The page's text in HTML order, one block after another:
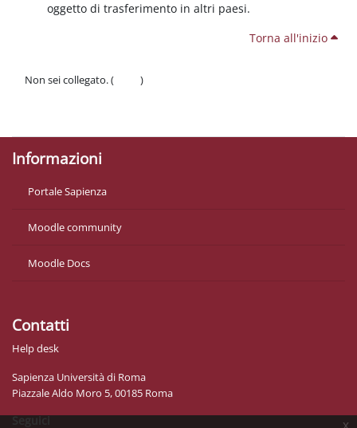
x
oggetto di trasferimento in altri paesi.
Torna all'inizio
Non sei collegato. (
)
Informazioni
Portale Sapienza
Moodle community
Moodle Docs
Contatti
Help desk
Sapienza Università di Roma
Piazzale Aldo Moro 5, 00185 Roma
Seguici